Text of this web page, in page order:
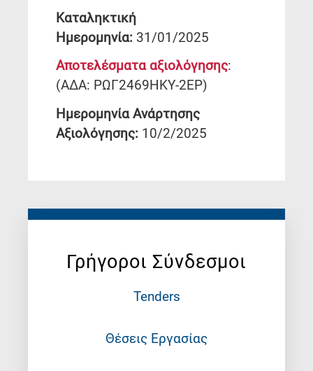
Γρήγοροι Σύνδεσμοι
Tenders
Θέσεις Εργασίας
Καταληκτική
Ημερομηνία: 31/01/2025
Αποτελέσματα αξιολόγησης:
(ΑΔΑ: ΡΩΓ2469ΗΚΥ-2ΕΡ)
Ημερομηνία Ανάρτησης
Αξιολόγησης: 10/2/2025